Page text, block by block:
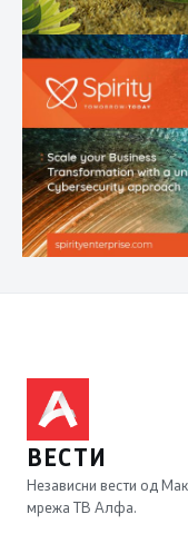
ВЕСТИ
Независни вести од
мрежа ТВ Алфа.